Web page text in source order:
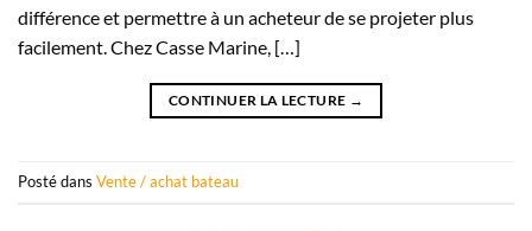
différence et permettre à un acheteur de se projeter plus
facilement. Chez Casse Marine, […]
CONTINUER LA LECTURE →
Posté dans Vente / achat bateau